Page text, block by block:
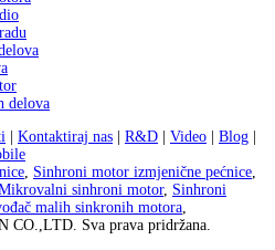
delova
| Kontaktiraj nas | R&D | Video | Blog |
Sinhroni motor izmjenične pećnice
sinhroni motor, Sinhroni
malih sinkronih motora
Sva prava pridržana.